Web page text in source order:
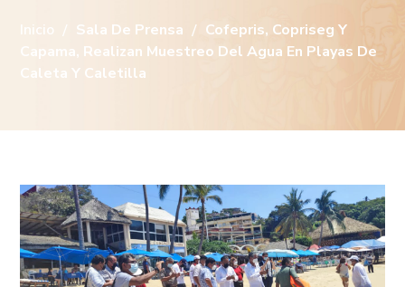
Inicio Sala De Prensa
Cofepris, Copriseg Y
Capama, Realizan Muestreo Del Agua En Playas De
Caleta Y Caletilla